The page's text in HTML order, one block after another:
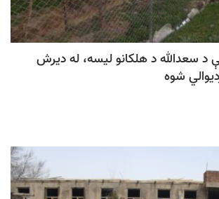
د سعدالله د هلکانو لیسه، له دیرش
شوه